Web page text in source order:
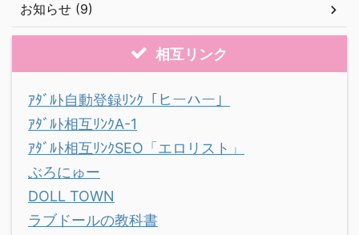
お知らせ (9)
相互リンク
ｱﾀﾞﾙﾄ自動登録ﾘﾝｸ「ヒーハー」
ｱﾀﾞﾙﾄ相互ﾘﾝｸA-1
ｱﾀﾞﾙﾄ相互ﾘﾝｸSEO「エロリスト」
ぶろにゅー
DOLL TOWN
ラブドールの教科書